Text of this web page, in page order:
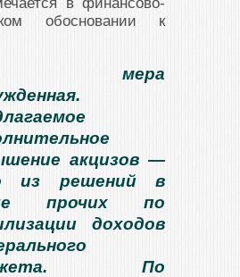
обосновании к
мера
акцизов —
из решений в
прочих по
доходов
По